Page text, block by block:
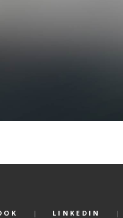
LINKEDIN